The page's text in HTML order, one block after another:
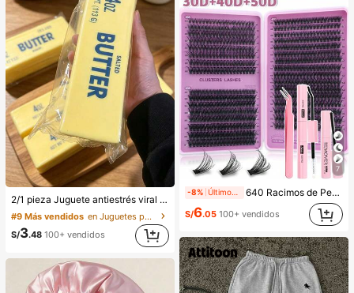
2/1 pieza Juguete antiestrés viral de mantequilla suave y lindo de gran tamaño, juguete de alivio del estrés, estimulación sensorial, pelota antiestrés, adecuado como regalo de Pascua, cumpleaños, graduación, favor de fiesta, suministros para despedida de soltera, estilo dumpling de rebote lento, estético, regalo de Navidad
#9 Más vendidos
en Juguetes para apretar para adolescentes
S/3.48 100+ vendidos
7
-8% Últimos 2 días 640 Racimos de Pestañas Postizas de Visón Sintético DIY, Rizo D, Densas & Esponjosas, Longitud Mixta de 8-16mm, Efecto Llamativo, Adecuadas para Diversos Looks de Maquillaje. Pegamento, Removedor, Pinzas Pueden Seleccionarse Según las Necesidades. Ligeras & Reutilizables, Alta Relación Costo-Rendimiento, Adecuadas para Principiantes, Aplicables a Múltiples Ocasiones, Uso Diario
S/6.05 100+ vendidos